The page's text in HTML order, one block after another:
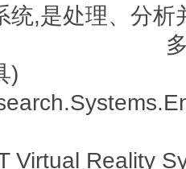
统,是处理、分析
光谱数据、
)
Virtual Reality